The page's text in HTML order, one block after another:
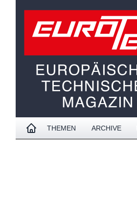
THEMEN ARCHIVE